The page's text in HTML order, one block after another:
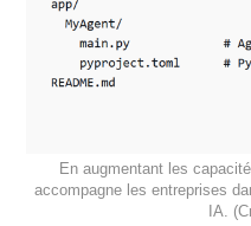
En augmentant les
accompagne les entreprises
IA.